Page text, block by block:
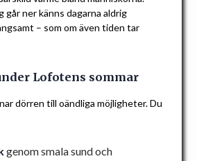
ner känns dagarna aldrig
– som om även tiden tar
Lofotens sommar
dörren till oändliga möjligheter. Du
genom smala sund och